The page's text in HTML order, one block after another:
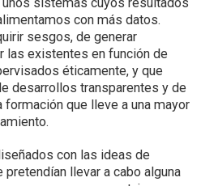
con más datos.
sesgos, de generar
las existentes en función de
éticamente, y que
desarrollos transparentes y de
formación que lleve a una mayor
con las ideas de
llevar a cabo alguna